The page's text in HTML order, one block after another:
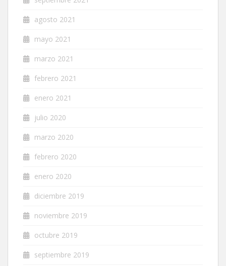
agosto 2021
mayo 2021
marzo 2021
febrero 2021
enero 2021
julio 2020
marzo 2020
febrero 2020
enero 2020
diciembre 2019
noviembre 2019
octubre 2019
septiembre 2019